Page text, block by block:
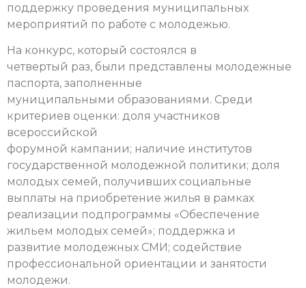
поддержку проведения муниципальных
мероприятий по работе с молодежью.
На конкурс, который состоялся в
четвертый раз, были представлены молодежные
паспорта, заполненные
муниципальными образованиями. Среди
критериев оценки: доля участников
всероссийской
форумной кампании; наличие институтов
государственной молодежной политики; доля
молодых семей, получивших социальные
выплаты на приобретение жилья в рамках
реализации подпрограммы «Обеспечение
жильем молодых семей»; поддержка и
развитие молодежных СМИ; содействие
профессиональной ориентации и занятости
молодежи.